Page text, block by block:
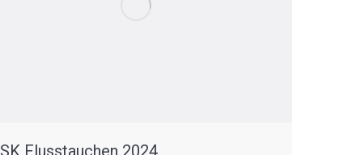
SK Flusstauchen 2024